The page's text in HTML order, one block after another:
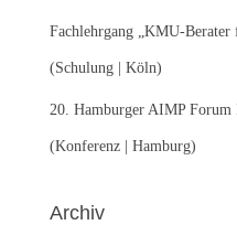
Fachlehrgang „KMU-Berater
(Schulung | Köln)
20. Hamburger AIMP
(Konferenz | Hamburg)
Archiv